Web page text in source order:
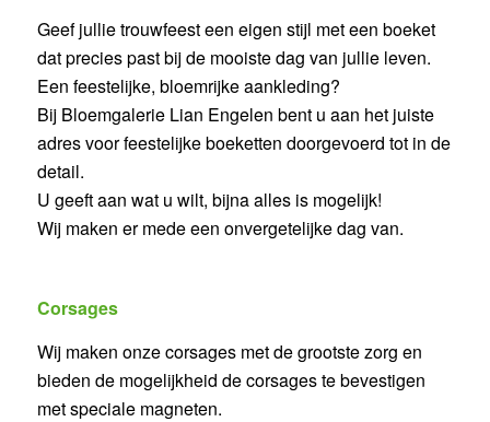
Geef jullie trouwfeest een eigen stijl met een boeket
dat precies past bij de mooiste dag van jullie leven.
Een feestelijke, bloemrijke aankleding?
Bij Bloemgalerie Lian Engelen bent u aan het juiste
adres voor feestelijke boeketten doorgevoerd tot in de
detail.
U geeft aan wat u wilt, bijna alles is mogelijk!
Wij maken er mede een onvergetelijke dag van.
Corsages
Wij maken onze corsages met de grootste zorg en
bieden de mogelijkheid de corsages te bevestigen
met speciale magneten.